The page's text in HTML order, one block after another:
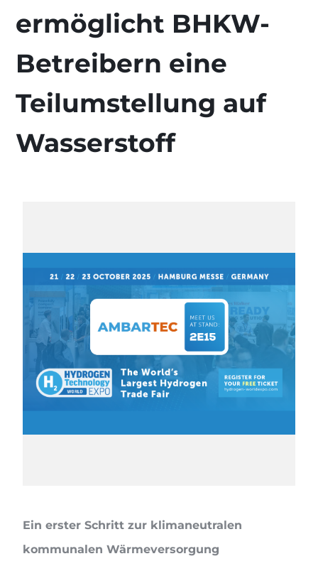
ermöglicht BHKW-
Betreibern eine
Teilumstellung auf
Wasserstoff
Ein erster Schritt zur klimaneutralen
kommunalen Wärmeversorgung